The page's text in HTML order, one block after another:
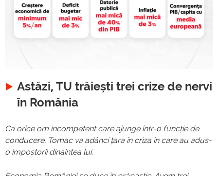
Astăzi, TU trăiești trei crize de nervi
în România
Ca orice om incompetent care ajunge într-o funcție de
conducere, Tomac va adânci țara în criza în care au adus-
o impostorii dinaintea lui.